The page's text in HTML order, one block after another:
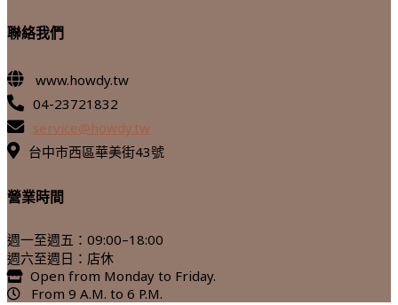
聯絡我們
www.howdy.tw
04-23721832
service@howdy.tw
台中市西區華美街43號
營業時間
週一至週五：09:00–18:00
週六至週日：店休
Open from Monday to Friday.
From 9 A.M. to 6 P.M.